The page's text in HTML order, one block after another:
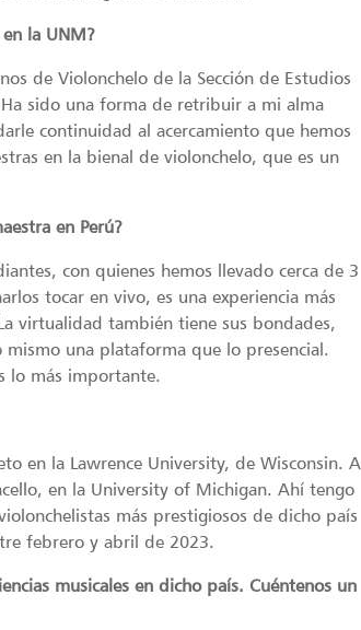
la UNM?
de Violonchelo de la Sección de Estudios
sido una forma de retribuir a mi alma
continuidad al acercamiento que hemos
en la bienal de violonchelo, que es un
en Perú?
con quienes hemos llevado cerca de 3
tocar en vivo, es una experiencia más
virtualidad también tiene sus bondades,
una plataforma que lo presencial.
lo más importante.
en la Lawrence University, de Wisconsin. A
en la University of Michigan. Ahí tengo
más prestigiosos de dicho país
febrero y abril de 2023.
musicales en dicho país. Cuéntenos un